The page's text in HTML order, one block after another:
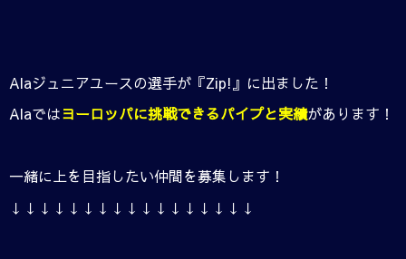
Alaジュニアユースの選手が『Zip!』に出ました！
Alaではヨーロッパに挑戦できるパイプと実績があります！
一緒に上を目指したい仲間を募集します！
↓↓↓↓↓↓↓↓↓↓↓↓↓↓↓↓↓